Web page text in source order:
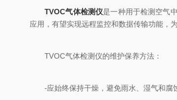
TVOC气体检测仪是一种用于检测空气
应用，有望实现远程监控和数据传输功能，
TVOC气体检测仪的维护保养方法：
-应始终保持干燥，避免雨水、湿气和腐